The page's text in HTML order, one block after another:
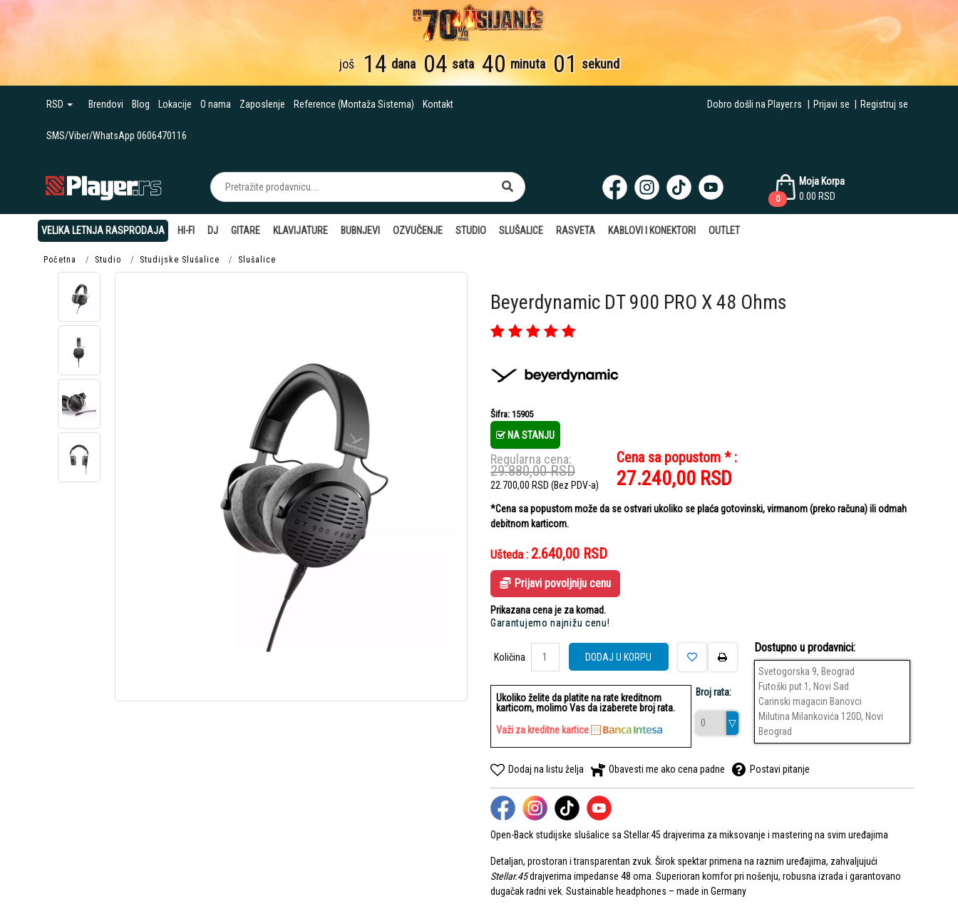
još 14 dana 04 sata 40 minuta 00 sekundi
RSD Brendovi Blog Lokacije O nama Zaposlenje Reference (Montaža Sistema) Kontakt
SMS/Viber/WhatsApp 0606470116
Dobro došli na Player.rs Prijavi se Registruj se
Moja Korpa
0.00 RSD
0
VELIKA LETNJA RASPRODAJA HI-FI DJ GITARE KLAVIJATURE BUBNJEVI OZVUČENJE STUDIO SLUŠALICE RASVETA KABLOVI I KONEKTORI OUTLET
Početna Studio Studijske Slušalice Slušalice
Beyerdynamic DT 900 PRO X 48 Ohms
Šifra: 15905
NA STANJU
Regularna cena:
29.880,00RSD
22.700,00 RSD (Bez PDV-a)
Cena sa popustom * :
27.240,00 RSD
*Cena sa popustom može da se ostvari ukoliko se plaća gotovinski, virmanom (preko računa) ili odmah
debitnom karticom.
Ušteda : 2.640,00 RSD
Prijavi povoljniju cenu
Prikazana cena je za komad.
Garantujemo najnižu cenu!
Količina
Količina
DODAJ U KORPU
Ukoliko želite da platite na rate kreditnom
karticom, molimo Vas da izaberete broj rata.
Važi za kreditne kartice
Broj rata:
Dostupno u prodavnici:
Svetogorska 9, Beograd
Futoški put 1, Novi Sad
Carinski magacin Banovci
Milutina Milankovića 120D, Novi
Beograd
Dodaj na listu želja Obavesti me ako cena padne Postavi pitanje
Open-Back studijske slušalice sa Stellar.45 drajverima za miksovanje i mastering na svim uređajima
Detaljan, prostoran i transparentan zvuk. Širok spektar primena na raznim uređajima, zahvaljujući
Stellar.45drajverima impedanse 48 oma. Superioran komfor pri nošenju, robusna izrada i garantovano
dugačak radni vek. Sustainable headphones – made in Germany